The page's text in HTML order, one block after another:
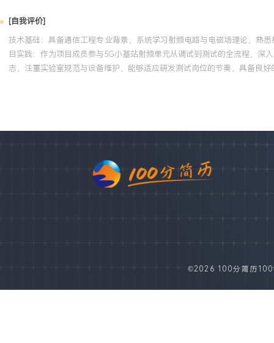
[自我评价]
技术基础：具备通信工程专业背景，系统学习射频电路与电磁场理论，熟
目实践：作为项目成员参与5G小基站射频单元从调试到测试的全流程，深
志，注重实验室规范与设备维护，能够适应研发测试岗位的节奏，具备良好
©2026 100分简历